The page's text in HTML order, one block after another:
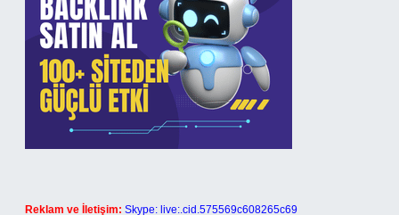
Reklam ve İletişim: Skype: live:.cid.575569c608265c69